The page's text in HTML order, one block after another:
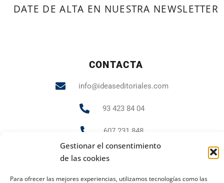
Gestionar el consentimiento
de las cookies
Para ofrecer las mejores experiencias, utilizamos tecnologías como las
DATE DE ALTA EN NUESTRA NEWSLETTER
CONTACTA
info@ideaseditoriales.com
93 423 84 04
607 231 848